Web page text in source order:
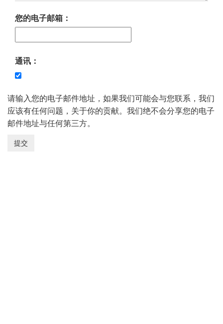
您的电子邮箱：
通讯：
请输入您的电子邮件地址，如果我们可能会与您联系，我们
应该有任何问题，关于你的贡献。我们绝不会分享您的电子
邮件地址与任何第三方。